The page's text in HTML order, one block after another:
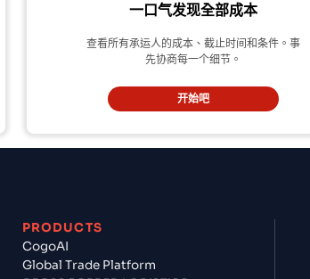
一口气发现全部成本
查看所有承运人的成本、截止时间和条件。事
先协商每一个细节。
开始吧
PRODUCTS
CogoAI
Global Trade Platform